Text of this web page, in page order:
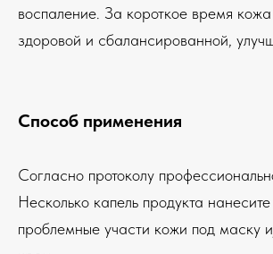
воспаление. За короткое время кожа
здоровой и сбалансированной,
Способ применения
Согласно протоколу
Несколько капель продукта
проблемные участи кожи под маску